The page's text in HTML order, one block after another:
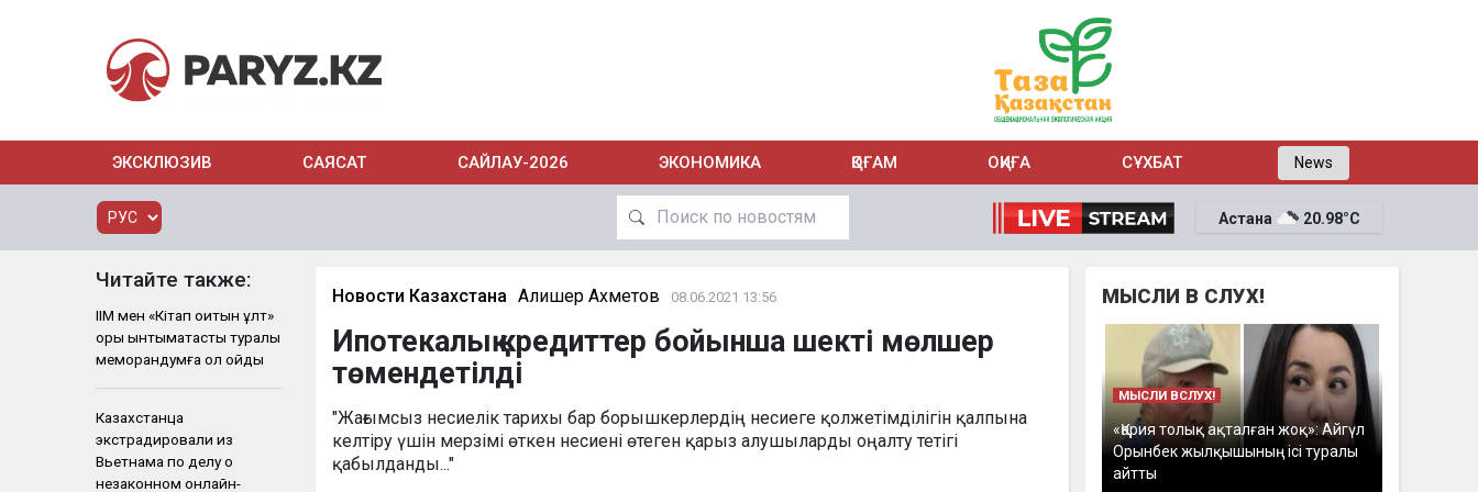
ЭКСКЛЮЗИВ САЯСАТ САЙЛАУ-2026 ЭКОНОМИКА ҚОҒАМ ОҚИҒА СҰХБАТ News
Астана 20.98°C
Читайте также:
ІІМ мен «Кітап оқитын ұлт»
қоры ынтымақтастық туралы
меморандумға қол қойды
Казахстанца
экстрадировали из
Вьетнама по делу о
незаконном онлайн-
Новости Казахстана Алишер Ахметов 08.06.2021 13:56
Ипотекалық кредиттер бойынша шекті мөлшер
төмендетілді
"Жағымсыз несиелік тарихы бар борышкерлердің несиеге қолжетімділігін қалпына
келтіру үшін мерзімі өткен несиені өтеген қарыз алушыларды оңалту тетігі
қабылданды..."
МЫСЛИ В СЛУХ!
МЫСЛИ ВСЛУХ!
«Қария толық ақталған жоқ»: Айгүл
Орынбек жылқышының ісі туралы
айтты